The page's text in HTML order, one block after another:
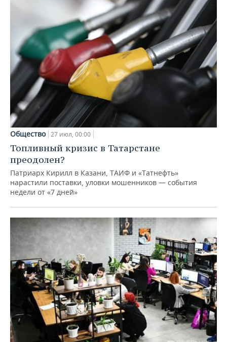
Общество 27 июл, 00:00
Топливный кризис в Татарстане
преодолен?
Патриарх Кирилл в Казани, ТАИФ и «Татнефть»
нарастили поставки, уловки мошенников — события
недели от «7 дней»